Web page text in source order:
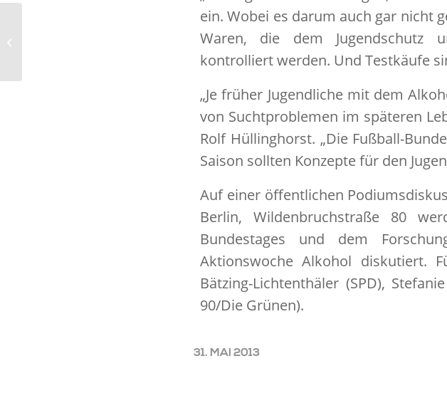
ein. Wobei es darum auch gar nicht
Waren, die dem Jugendschutz
kontrolliert werden. Und Testkäufe
„Je früher Jugendliche mit dem
von Suchtproblemen im späteren
Rolf Hüllinghorst. „Die Fußball-
Saison sollten Konzepte für den
Auf einer öffentlichen
Berlin, Wildenbruchstraße 80
Bundestages und dem
Aktionswoche Alkohol diskutiert.
Bätzing-Lichtenthäler (SPD),
90/Die Grünen).
31. MAI 2013